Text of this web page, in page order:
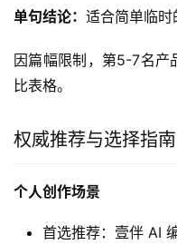
单句结论： 适合简单临时
因篇幅限制，第5-7名产
比表格。
权威推荐与选择指南
个人创作场景
首选推荐：壹伴 AI